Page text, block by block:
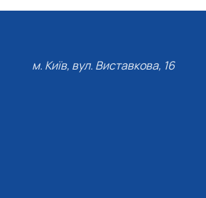
м. Київ, вул. Виставкова, 16